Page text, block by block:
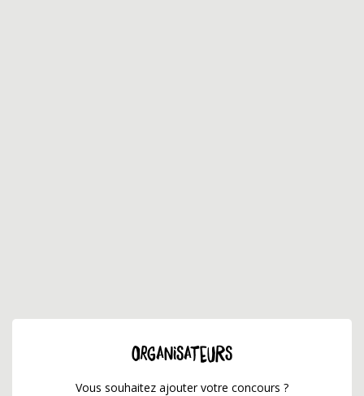
ORGANISATEURS
Vous souhaitez ajouter votre concours ?